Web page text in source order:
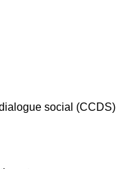
social (CCDS)